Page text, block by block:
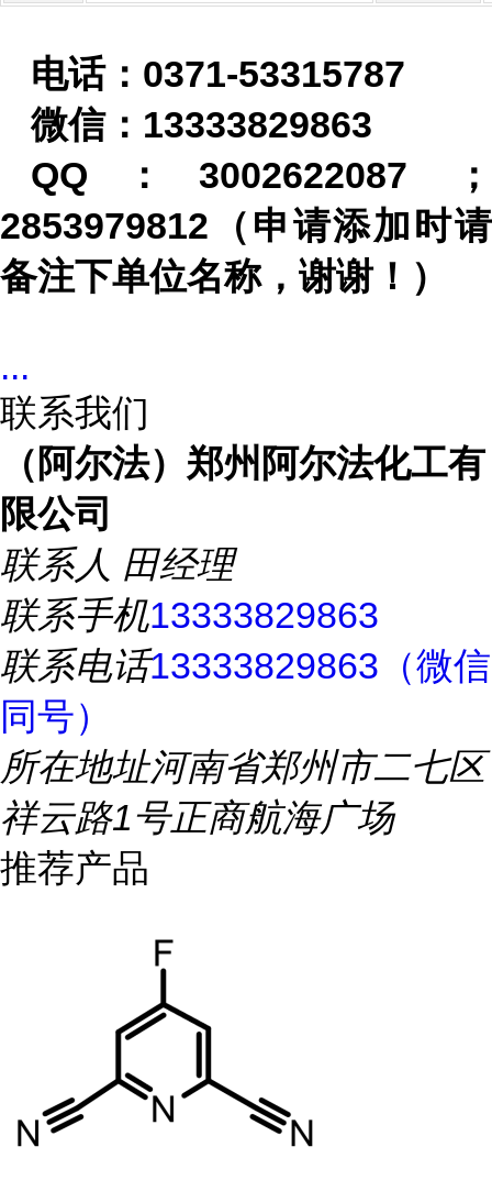
电话： 0371-53315787
微信： 13333829863
QQ ：3002622087
；
2853979812 （申请添加时请
备注下单位名称，谢谢！）
...
联系我们
（阿尔法）郑州阿尔法化工有
限公司
联系人 田经理
联系手机13333829863
联系电话13333829863（微信
同号）
所在地址河南省郑州市二七区
祥云路1号正商航海广场
推荐产品